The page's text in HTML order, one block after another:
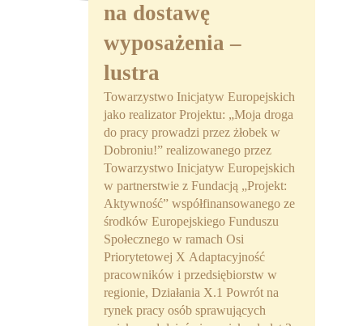
na dostawę
wyposażenia –
lustra
Towarzystwo Inicjatyw Europejskich
jako realizator Projektu: „Moja droga
do pracy prowadzi przez żłobek w
Dobroniu!” realizowanego przez
Towarzystwo Inicjatyw Europejskich
w partnerstwie z Fundacją „Projekt:
Aktywność” współfinansowanego ze
środków Europejskiego Funduszu
Społecznego w ramach Osi
Priorytetowej X Adaptacyjność
pracowników i przedsiębiorstw w
regionie, Działania X.1 Powrót na
rynek pracy osób sprawujących